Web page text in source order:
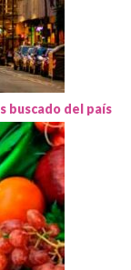
buscado del país